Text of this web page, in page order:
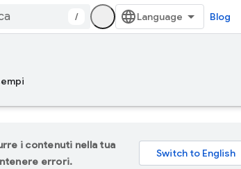
/ Blog
i contenuti nella tua
errori.